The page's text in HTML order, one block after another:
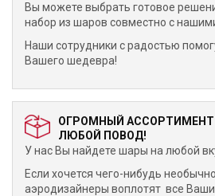
Вы можете выбрать готовое
набор из шаров совместно с
Наши сотрудники с радостью
Вашего шедевра!
ОГРОМНЫЙ
ЛЮБОЙ ПОВОД!
У нас Вы найдете шары на любой
Если хочется чего-нибудь
аэродизайнеры воплотят все